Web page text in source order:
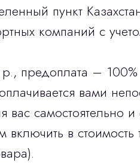
пункт
компаний с
предоплата – 100%
вами
вас
в